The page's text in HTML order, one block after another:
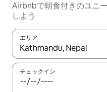
Airbnbで朝食付きのユニ
しよう
エリア
検索結果が表示されたら、
チェックイン